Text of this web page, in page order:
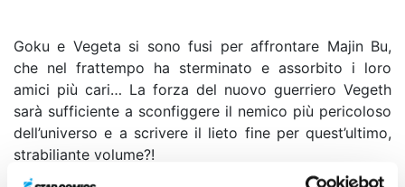
Goku e Vegeta si sono fusi per affrontare Majin Bu,
che nel frattempo ha sterminato e assorbito i loro
amici più cari… La forza del nuovo guerriero Vegeth
sarà sufficiente a sconfiggere il nemico più pericoloso
dell’universo e a scrivere il lieto fine per quest’ultimo,
strabiliante volume?!